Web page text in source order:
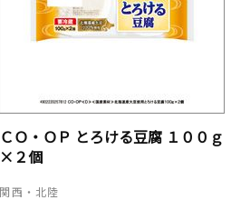
ＣＯ・ＯＰ とろける豆腐 １００ｇ
×２個
関西・北陸